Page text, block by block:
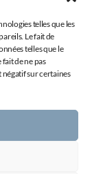
telles que les
Le fait de
telles que le
de ne pas
sur certaines